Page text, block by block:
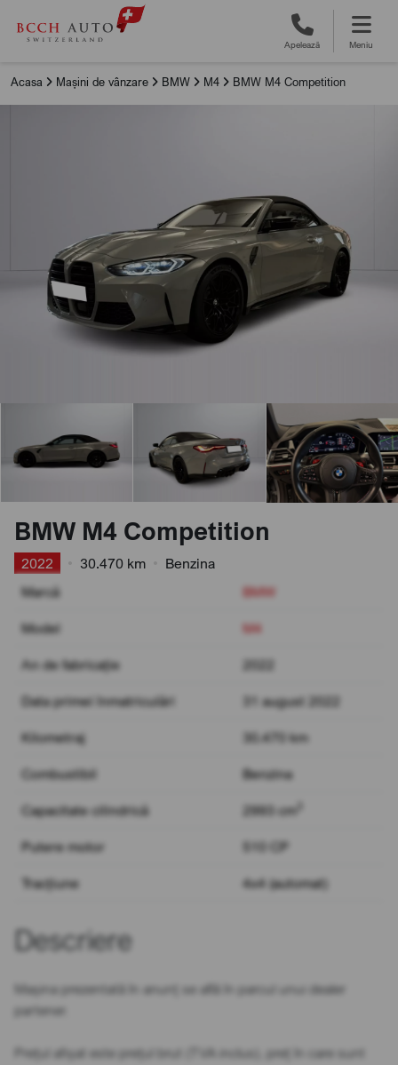
Apelează Meniu
Acasa Mașini de vânzare BMW M4 BMW M4 Competition
BMW M4 Competition
2022 30.470 km
Benzina
Marcă
BMW
Model M4
An de fabricație 2022
Data primei înmatriculări 31 august 2022
Kilometraj 30.470 km
Combustibil Benzina
Capacitate cilindrică 2993 cm
Putere motor 510 CP
Tracțiune 4x4 (automat)
Descriere
Mașina prezentată în anunț se află în parcul unui dealer
partener.
Prețul afișat este prețul brut (TVA inclus), preț în care sunt